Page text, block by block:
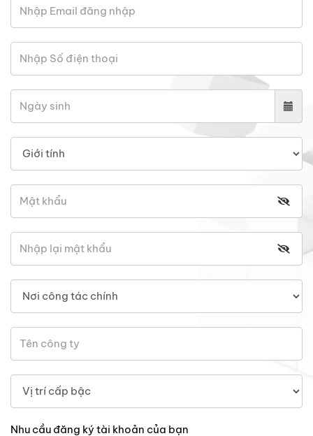
Nhu cầu đăng ký tài khoản của bạn